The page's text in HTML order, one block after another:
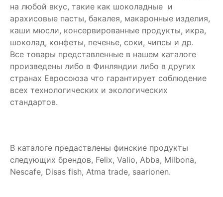
на любой вкус, такие как шоколадные и
арахисовые пасты, бакалея, макаронные изделия,
каши мюсли, консервированные продукты, икра,
шоколад, конфеты, печенье, соки, чипсы и др.
Все товары представленные в нашем каталоге
произведены либо в Финляндии либо в других
странах Евросоюза что гарантирует соблюдение
всех технологических и экологических
стандартов.
В каталоге предаствлены финские продукты
следующих брендов, Felix, Valio, Abba, Milbona,
Nescafe, Disas fish, Atma trade, saarionen.